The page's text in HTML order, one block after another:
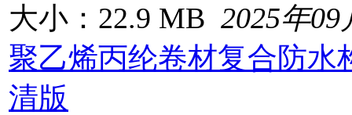
大小：22.9 MB 2025年09
聚乙烯丙纶卷材复合防水
清版